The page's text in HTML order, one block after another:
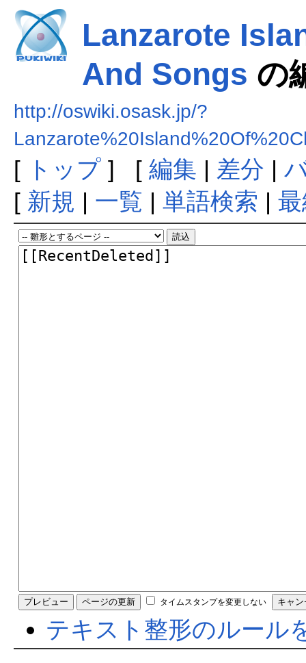
Lanzarote
And Songs の
http://oswiki.osask.jp/?
[ トップ] [ 編集 | 差分 |
[ 新規 | 一覧 | 単語検索 |
タイムスタンプを変更しない
テキスト整形のルール